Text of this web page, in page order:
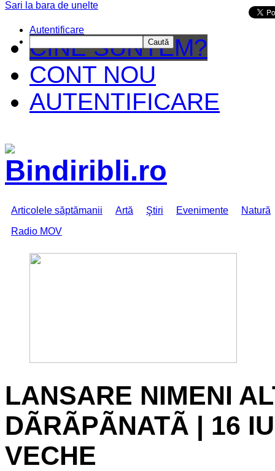
CINE SUNTEM?
CONT NOU
AUTENTIFICARE
Articolele săptămanii Artă Ştiri Evenimente
Natură
Radio MOV
LANSARE NIMENI
DÃRÃPÃNATÃ | 16
VECHE
Sari la bara de unelte
Autentificare
Caută